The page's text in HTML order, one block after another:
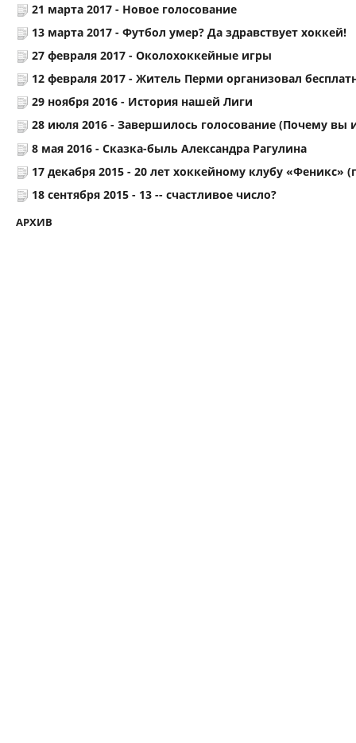
21 марта 2017 - Новое голосование
13 марта 2017 - Футбол умер? Да здравствует хоккей!
27 февраля 2017 - Околохоккейные игры
12 февраля 2017 - Житель Перми организовал
29 ноября 2016 - История нашей Лиги
28 июля 2016 - Завершилось голосование (Почему вы
8 мая 2016 - Сказка-быль Александра Рагулина
17 декабря 2015 - 20 лет хоккейному клубу «Феникс»
18 сентября 2015 - 13 -- счастливое число?
АРХИВ